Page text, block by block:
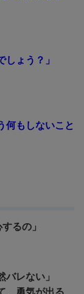
しょう？」
何もしないこと
るの」
バレない」